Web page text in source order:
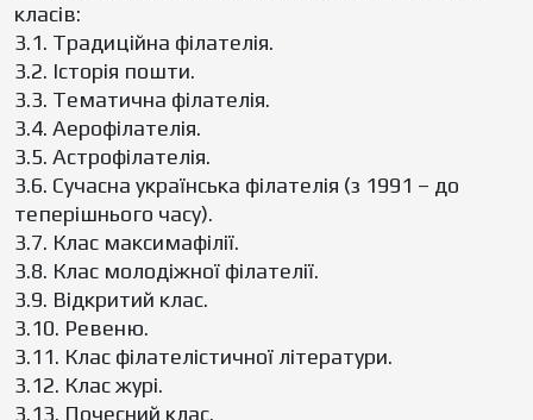
класів:
3.1. Традиційна філателія.
3.2. Історія пошти.
3.3. Тематична філателія.
3.4. Аерофілателія.
3.5. Астрофілателія.
3.6. Сучасна українська філателія (з 1991 – до
теперішнього часу).
3.7. Клас максимафілії.
3.8. Клас молодіжної філателії.
3.9. Відкритий клас.
3.10. Ревеню.
3.11. Клас філателістичної літератури.
3.12. Клас журі.
3.13. Почесний клас.